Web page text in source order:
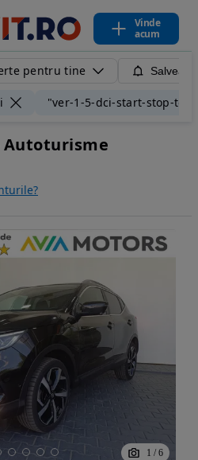
Vinde
acum
pentru tine
"ver-1-5-dci-start-stop-
Autoturisme
1 / 6